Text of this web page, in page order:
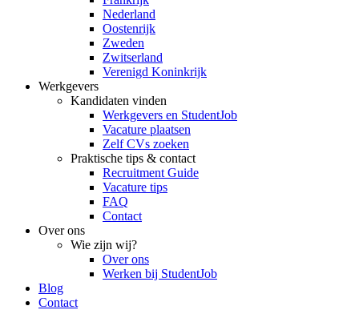
Nederland
Oostenrijk
Zweden
Zwitserland
Verenigd Koninkrijk
Werkgevers
Kandidaten vinden
Werkgevers en StudentJob
Vacature plaatsen
Zelf CVs zoeken
Praktische tips & contact
Recruitment Guide
Vacature tips
FAQ
Contact
Over ons
Wie zijn wij?
Over ons
Werken bij StudentJob
Blog
Contact